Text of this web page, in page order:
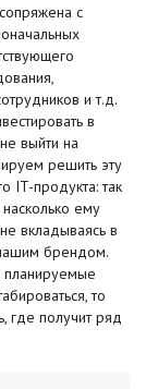
с
и т.д.
в
выйти на
решить эту
IT-продукта: так
ему
вкладываясь в
брендом.
планируемые
то
где получит ряд